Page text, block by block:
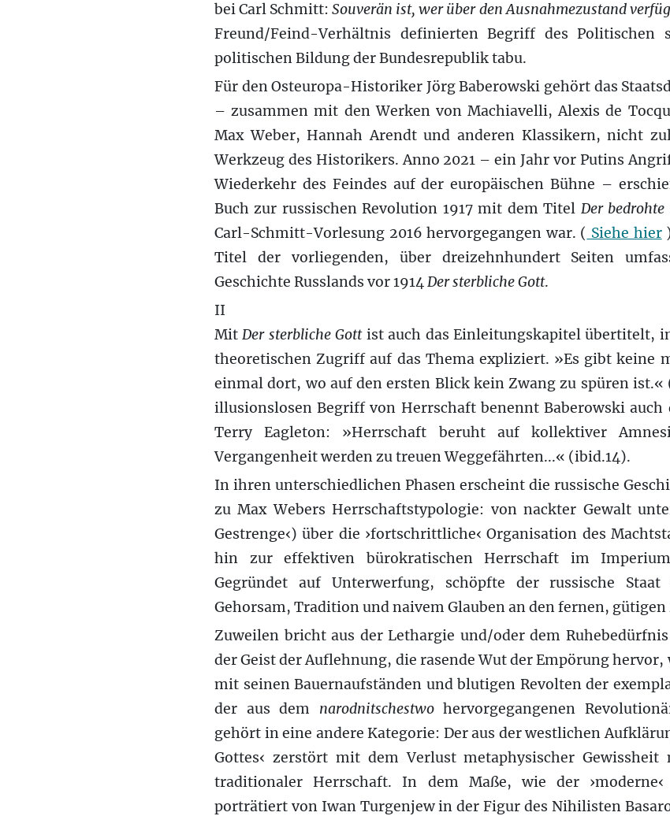
bei Carl Schmitt:Souverän ist, wer über den Ausnahmezustand
Freund/Feind-Verhältnis definierten Begriff des
politischen Bildung der Bundesrepublik tabu.
Für den Osteuropa-Historiker Jörg Baberowski gehört das
– zusammen mit den Werken von Machiavelli, Alexis de
Max Weber, Hannah Arendt und anderen Klassikern, nicht
Werkzeug des Historikers. Anno 2021 – ein Jahr vor Putins
Wiederkehr des Feindes auf der europäischen Bühne –
Buch zur russischen Revolution 1917 mit dem Titel Der
Carl-Schmitt-Vorlesung 2016 hervorgegangen war. ( Siehe hier
Titel der vorliegenden, über dreizehnhundert Seiten
Geschichte Russlands vor 1914Der sterbliche Gott.
II
MitDer sterbliche Gottist auch das Einleitungskapitel übertitelt,
theoretischen Zugriff auf das Thema expliziert. »Es gibt keine
einmal dort, wo auf den ersten Blick kein Zwang zu spüren ist.«
illusionslosen Begriff von Herrschaft benennt Baberowski
Terry Eagleton: »Herrschaft beruht auf kollektiver
Vergangenheit werden zu treuen Weggefährten...« (ibid.14).
In ihren unterschiedlichen Phasen erscheint die russische
zu Max Webers Herrschaftstypologie: von nackter Gewalt
Gestrenge‹) über die ›fortschrittliche‹ Organisation des
hin zur effektiven bürokratischen Herrschaft im
Gegründet auf Unterwerfung, schöpfte der russische
Gehorsam, Tradition und naivem Glauben an den fernen, gütigen
Zuweilen bricht aus der Lethargie und/oder dem
der Geist der Auflehnung, die rasende Wut der Empörung hervor,
mit seinen Bauernaufständen und blutigen Revolten der
der aus dem narodnitschestwohervorgegangenen
gehört in eine andere Kategorie: Der aus der westlichen
Gottes‹ zerstört mit dem Verlust metaphysischer
traditionaler Herrschaft. In dem Maße, wie der
porträtiert von Iwan Turgenjew in der Figur des Nihilisten